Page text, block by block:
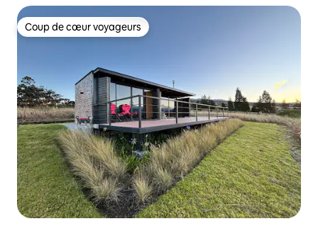
Coup de cœur voyageurs
Coup de cœur voyageurs